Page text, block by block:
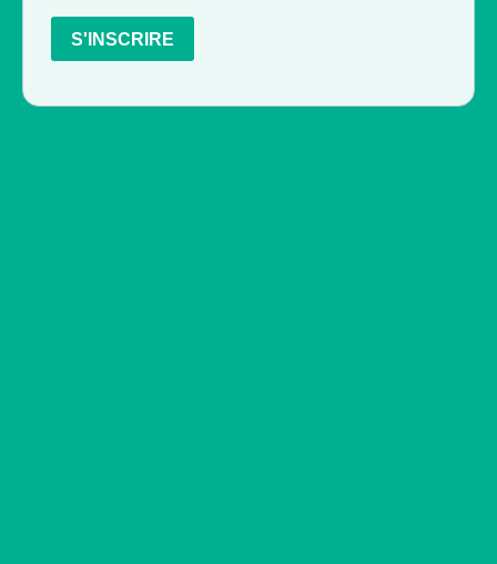
S'INSCRIRE